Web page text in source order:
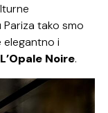
tako smo
i
Noire.